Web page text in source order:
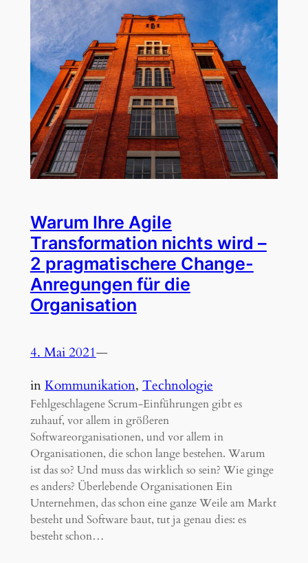
Warum Ihre Agile
Transformation nichts wird –
2 pragmatischere Change-
Anregungen für die
Organisation
4. Mai 2021—
inKommunikation, Technologie
Fehlgeschlagene Scrum-Einführungen gibt es
zuhauf, vor allem in größeren
Softwareorganisationen, und vor allem in
Organisationen, die schon lange bestehen. Warum
ist das so? Und muss das wirklich so sein? Wie ginge
es anders? Überlebende Organisationen Ein
Unternehmen, das schon eine ganze Weile am Markt
besteht und Software baut, tut ja genau dies: es
besteht schon…